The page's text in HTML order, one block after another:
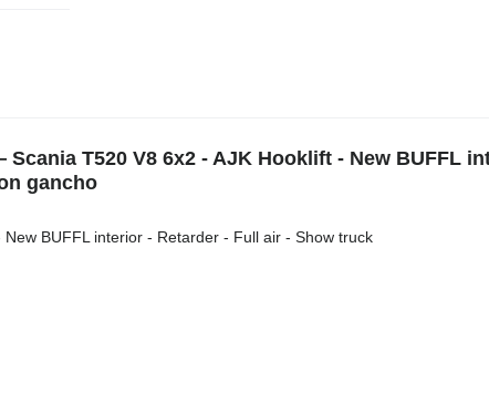
T520 V8 6x2 - AJK Hooklift - New BUFFL
gancho
BUFFL interior - Retarder - Full air - Show truck